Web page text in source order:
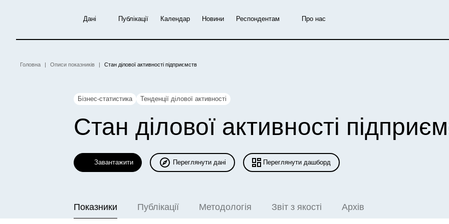
Дані Публікації Календар Новини Респондентам Про нас
Рядок
навіґації
Головна Описи показників Стан ділової активності підприємств
Бізнес-статистика Тенденції ділової активності
Стан ділової активності
Завантажити Переглянути дані Переглянути дашборд
Показники
(активна вкладка)
Публікації Методологія Звіт з якості Архів